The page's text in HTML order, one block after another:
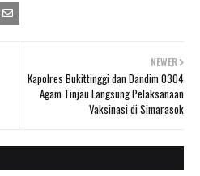
NEWER
Kapolres Bukittinggi dan Dandim 0304
Agam Tinjau Langsung Pelaksanaan
Vaksinasi di Simarasok